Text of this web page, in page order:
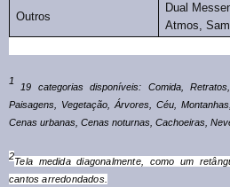
Outros
Dual
Atmos,
1
19 categorias disponíveis: Comida,
Paisagens, Vegetação, Árvores, Céu,
Cenas urbanas, Cenas noturnas, Cachoeiras,
2
Tela medida diagonalmente, como um
cantos arredondados.